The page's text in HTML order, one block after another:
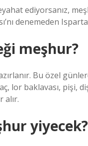
ediyorsanız,
denemeden
meşhur?
Bu özel
lor baklavası, pişi,
alır.
yiyecek?